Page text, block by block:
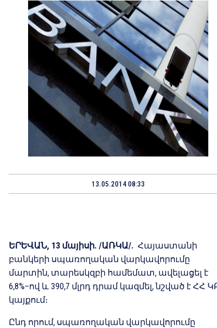
13.05.2014 08:33
ԵՐԵՎԱՆ, 13 մայիսի. /ԱՌԿԱ/. Հայաստանի
բանկերի սպառողական վարկավորումը
մարտին, տարեսկզբի համեմատ, ավելացել է
6,8%–ով և 390,7 մլրդ դրամ կազմել, նշված է ՀՀ
կայքում։
Ընդ որում, սպառողական վարկավորումը